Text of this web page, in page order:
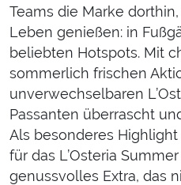
Teams die Marke
Leben genießen: in
beliebten Hotspots. Mit
sommerlich frischen
unverwechselbaren
Passanten überrascht
Als besonderes
für das L’Osteria
genussvolles Extra, das